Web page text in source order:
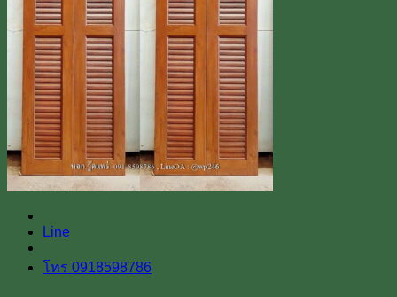
สินค้าโปรโมชั่น
ผลงานติดตั้งจริง / รีวิว
ติดต่อเรา
Line
โทร 0918598786
Line
โทร 0918598786